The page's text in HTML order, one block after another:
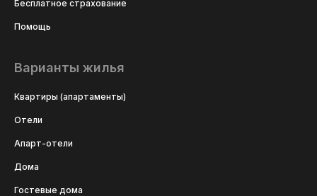
Бесплатное страхование
Помощь
Варианты жилья
Квартиры (апартаменты)
Отели
Апарт-отели
Дома
Гостевые дома